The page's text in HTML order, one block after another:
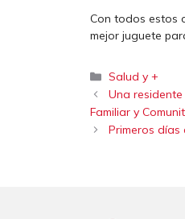
Con todos estos
mejor juguete
Categorías
Salud y +
Una
Familiar y
Primeros días